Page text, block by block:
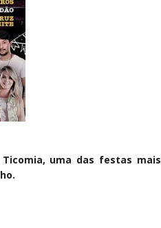
uma das festas mais